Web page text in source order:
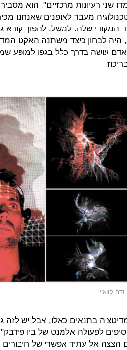
שני רעיונות מרכזיים", הוא
מעבר לאופנים שאנחנו
המקורי שלה. למשל, להפוך קורא
היה לבחון כיצד משתנה האקט
עושה בדרך כלל בגפו למופע
קוואיי
בתנאים כאלו, אבל יש לזה
לפעולה אלמנט של ביו
הצצה אל עתיד אפשרי של חיבורים